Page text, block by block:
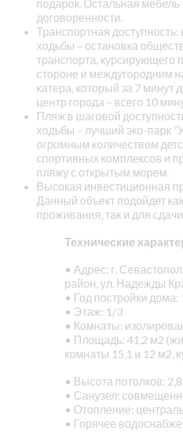
подарок. Остальная мебель
договоренности.
Транспортная доступность:
ходьбы – остановка
транспорта, курсирующего
стороне и междугородним
катера, который за 7 минут
центр города – всего 10
Пляж в шаговой
ходьбы – лучший эко-парк
огромным количеством
спортивных комплексов и
пляжу с открытым морем.
Высокая инвестиционная
Данный объект подойдет
проживания, так и для
Технические
• Адрес: г.
район, ул. Надежды
• Год постройки дома:
• Этаж: 1/3
• Комнаты:
• Площадь: 41,2 м2
комнаты 15,1 и 12 м2,
• Высота потолков:
• Санузел:
• Отопление:
• Горячее